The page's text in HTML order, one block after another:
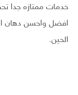
خدمات ممتازه جدا
افضل واحسن دهان
الحين.